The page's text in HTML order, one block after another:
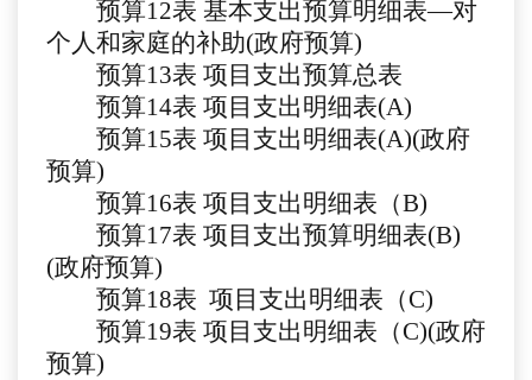
预算12表 基本支出预算明细表—对
个人和家庭的补助(政府预算)
预算13表 项目支出预算总表
预算14表 项目支出明细表(A)
预算15表 项目支出明细表(A)(政府
预算)
预算16表 项目支出明细表（B)
预算17表 项目支出预算明细表(B)
(政府预算)
预算18表 项目支出明细表（C)
预算19表 项目支出明细表（C)(政府
预算)